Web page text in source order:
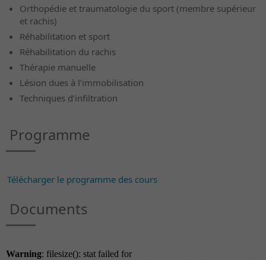
Orthopédie et traumatologie du sport (membre supérieur
et rachis)
Réhabilitation et sport
Réhabilitation du rachis
Thérapie manuelle
Lésion dues à l’immobilisation
Techniques d’infiltration
Programme
Télécharger le programme des cours
Documents